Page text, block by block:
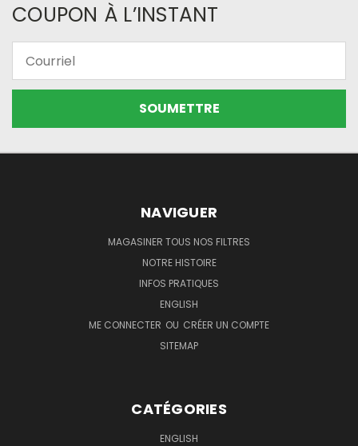
COUPON À L’INSTANT
NAVIGUER
MAGASINER TOUS NOS FILTRES
NOTRE HISTOIRE
INFOS PRATIQUES
ENGLISH
ME CONNECTER OU CRÉER UN COMPTE
SITEMAP
CATÉGORIES
ENGLISH